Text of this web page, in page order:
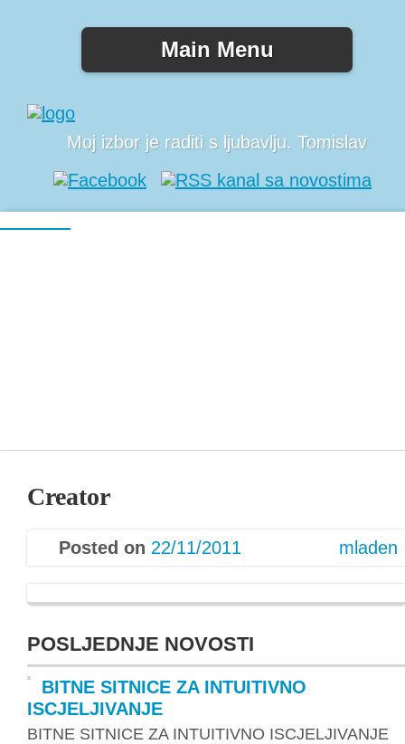
Main Menu
Moj izbor je raditi s ljubavlju. Tomislav
Creator
Posted on 22/11/2011 mladen
POSLJEDNJE NOVOSTI
BITNE SITNICE ZA INTUITIVNO
ISCJELJIVANJE
BITNE SITNICE ZA INTUITIVNO ISCJELJIVANJE